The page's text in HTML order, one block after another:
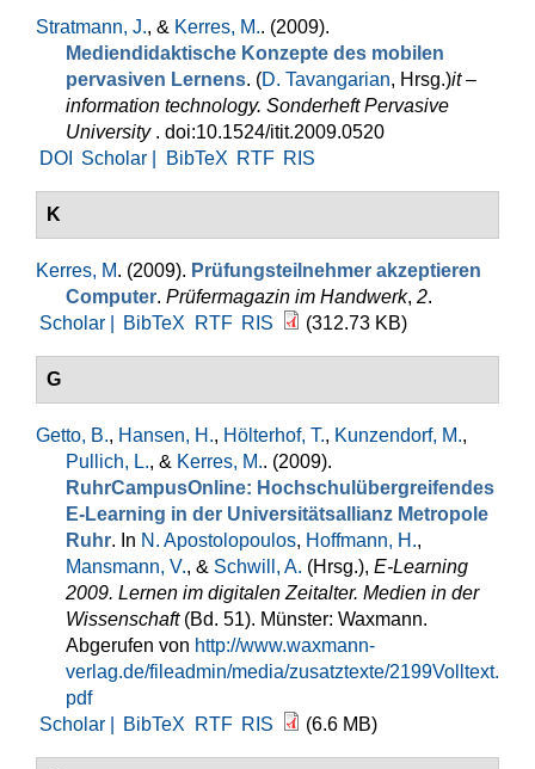
Stratmann, J., & Kerres, M.. (2009).
Mediendidaktische Konzepte des mobilen
pervasiven Lernens. (D. Tavangarian, Hrsg.)it –
information technology. Sonderheft Pervasive
University . doi:10.1524/itit.2009.0520
DOI
Scholar | BibTeX RTF RIS
K
Kerres, M. (2009). Prüfungsteilnehmer akzeptieren
Computer. Prüfermagazin im Handwerk, 2.
Scholar |
BibTeX RTF RIS (312.73 KB)
G
Getto, B., Hansen, H., Hölterhof, T., Kunzendorf, M.,
Pullich, L., & Kerres, M.. (2009).
RuhrCampusOnline: Hochschulübergreifendes
E-Learning in der Universitätsallianz Metropole
Ruhr. In N. Apostolopoulos, Hoffmann, H.,
Mansmann, V., & Schwill, A. (Hrsg.), E-Learning
2009. Lernen im digitalen Zeitalter. Medien in der
Wissenschaft(Bd. 51). Münster: Waxmann.
Abgerufen von http://www.waxmann-
verlag.de/fileadmin/media/zusatztexte/2199Volltext.
pdf
Scholar |
BibTeX RTF RIS (6.6 MB)